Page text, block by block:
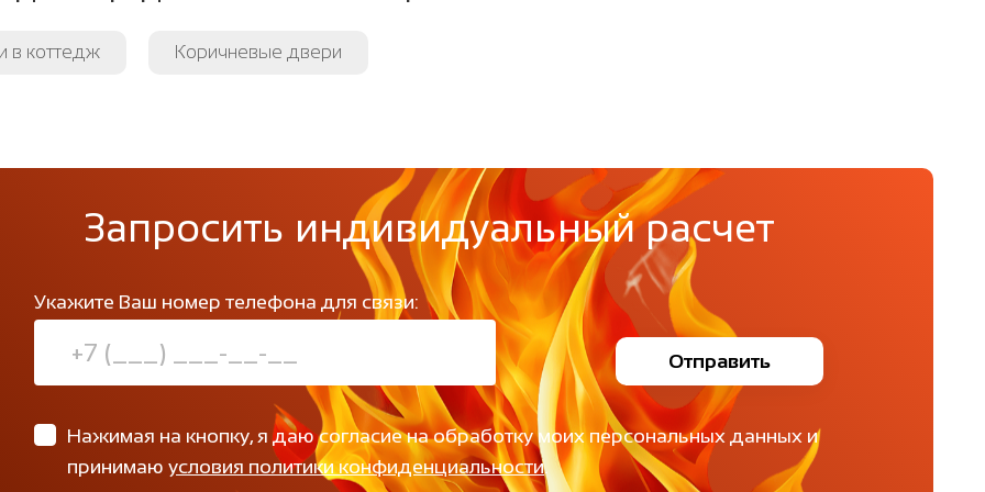
в коттедж Коричневые двери
Запросить индивидуальный расчет
Укажите Ваш номер телефона для связи:
Отправить
Нажимая на кнопку, я даю согласие на обработку моих персональных данных и
принимаю условия политики конфиденциальности.